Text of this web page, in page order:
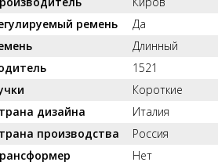
ремень
Да
Длинный
1521
Короткие
дизайна
Италия
производства
Россия
Нет